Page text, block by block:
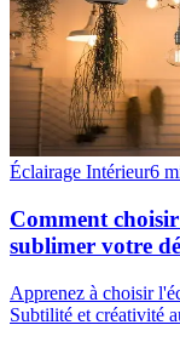
Éclairage Intérieur6
Comment
sublimer votre
Apprenez à choisir
Subtilité et créativité